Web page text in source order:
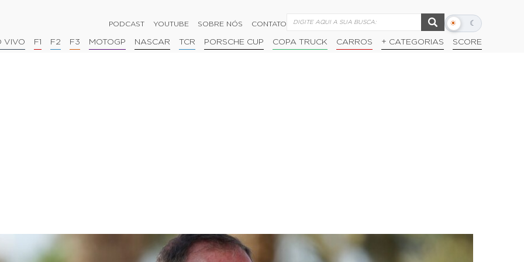
PODCAST YOUTUBE SOBRE NÓS CONTATO ☀ ☾
Alternar
escuro
VIVO F1 F2 F3 MOTOGP NASCAR TCR PORSCHE CUP COPA TRUCK CARROS + CATEGORIAS SCORE